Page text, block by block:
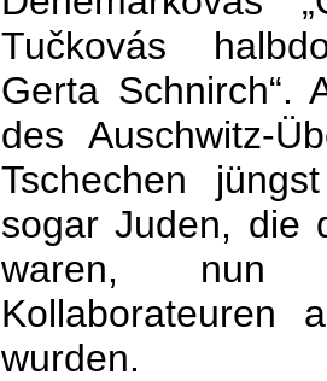
Tučkovás
Gerta Schnirch“.
des Auschwitz-
Tschechen
sogar Juden, die
waren, nun
Kollaborateuren
wurden.